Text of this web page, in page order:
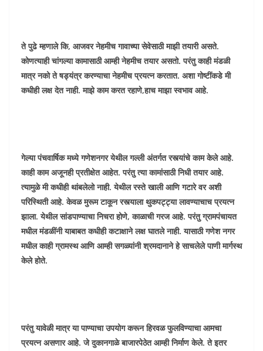
ते पुढे म्हणाले कि, आजवर नेहमीच गावाच्या सेवेसाठी माझी तयारी असते.
कोणत्याही चांगल्या कामासाठी आम्ही नेहमीच तयार असतो. परंतु काही मंडळी
मात्र नको ते षड्यंत्र करण्याचा नेहमीच प्रयत्न करतात. अशा गोष्टींकडे मी
कधीही लक्ष देत नाही. माझे काम करत रहाणे,हाच माझा स्वभाव आहे.
गेल्या पंचवार्षिक मध्ये गणेशनगर येथील गल्ली अंतर्गत रस्त्यांचे काम केले आहे.
काही काम अजूनही प्रतीक्षेत आहेत. परंतु त्या कामांसाठी निधी तयार आहे.
त्यामुळे मी कधीही थांबलेलो नाही. येथील रस्ते खाली आणि गटारे वर अशी
परिस्थिती आहे. केवळ मुरूम टाकून रस्त्याला थुकपट्ट्या लावण्याचाच प्रयत्न
झाला. येथील सांडपाण्याचा निचरा होणे, काळाची गरज आहे. परंतु ग्रामपंचायत
मधील मंडळींनी याबाबत कधीही कटाक्षाने लक्ष घातले नाही. यासाठी गणेश नगर
मधील काही ग्रामस्थ आणि आम्ही सगळ्यांनी श्रमदानाने हे साचलेले पाणी मार्गस्थ
केले होते.
परंतु यावेळी मात्र या पाण्याचा उपयोग करून हिरवळ फुलविण्याचा आमचा
प्रयत्न असणार आहे. जे दुकानगाळे बाजारपेठेत आम्ही निर्माण केले. ते इतर